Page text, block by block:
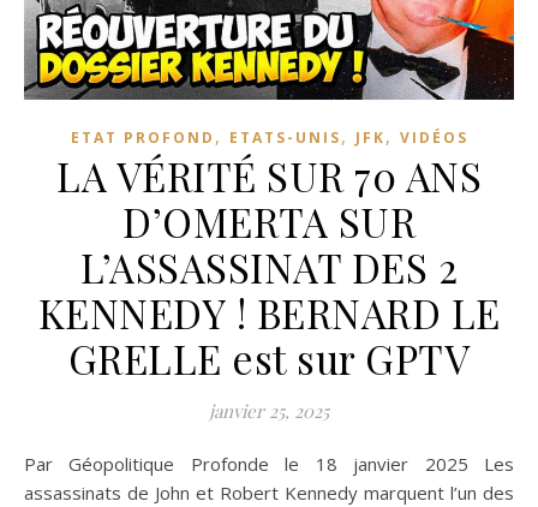
ETAT PROFOND , ETATS-UNIS, JFK, VIDÉOS
LA VÉRITÉ SUR 70 ANS
D’OMERTA SUR
L’ASSASSINAT DES 2
KENNEDY ! BERNARD LE
GRELLE est sur GPTV
janvier 25, 2025
Par Géopolitique Profonde le 18 janvier 2025 Les
assassinats de John et Robert Kennedy marquent l’un des